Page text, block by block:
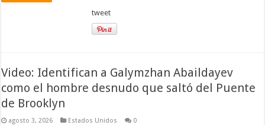
tweet
Video: Identifican a Galymzhan Abaildayev
como el hombre desnudo que saltó del Puente
de Brooklyn
agosto 3, 2026 Estados Unidos 0